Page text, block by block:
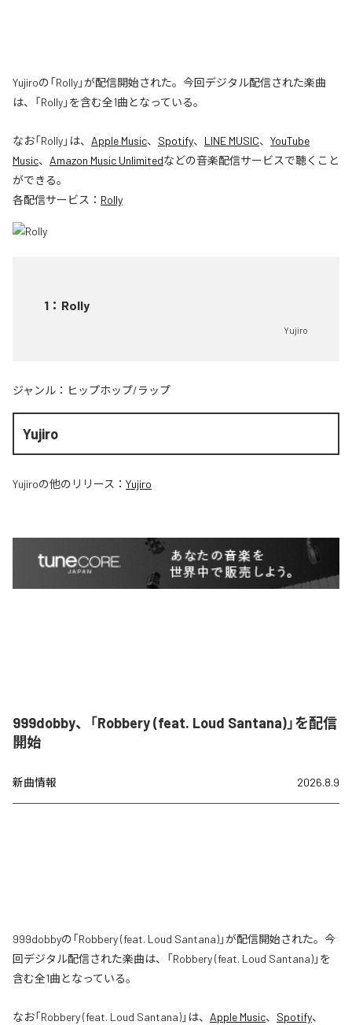
Yujiroの「Rolly」が配信開始された。今回デジタル配信された楽曲
は、「Rolly」を含む全1曲となっている。
なお「Rolly」は、 Apple Music、 Spotify、 LINE MUSIC、 YouTube
Music、 Amazon Music Unlimitedなどの音楽配信サービスで聴くこと
ができる。
各配信サービス： Rolly
1 ： Rolly
Yujiro
ジャンル： ヒップホップ/ラップ
Yujiro
Yujiroの他のリリース： Yujiro
999dobby、「Robbery (feat. Loud Santana)」を配信
開始
新曲情報 2026.8.9
999dobbyの「Robbery (feat. Loud Santana)」が配信開始された。今
回デジタル配信された楽曲は、「Robbery (feat. Loud Santana)」を
含む全1曲となっている。
なお「Robbery (feat. Loud Santana)」は、 Apple Music、 Spotify、